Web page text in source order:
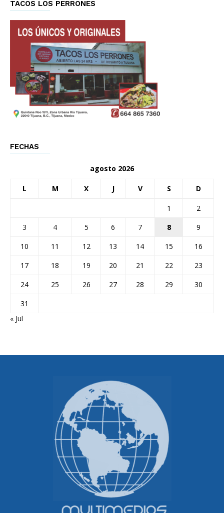
TACOS LOS PERRONES
FECHAS
agosto 2026
L M X J V S D
1
2
3
4 5 6 7 8
9
10
11 12 13 14 15
16
17
18 19 20 21 22
23
24
25 26 27 28 29
30
31
« Jul